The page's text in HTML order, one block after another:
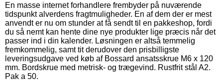
En masse internet forhandlere frembyder på nuværende
tidspunkt alverdens fragtmuligheder. En af dem der er mest
anvendt er nu om stunder at få sendt til en pakkeshop, fordi
du så nemt kan hente dine nye produkter lige præcis når det
passer ind i din kalender. Løsningen er altså temmelig
fremkommelig, samt tit derudover den prisbilligste
leveringsudgave ved køb af Bossard ansatsskrue M6 x 120
mm. Bordskrue med metrisk- og trægevind. Rustfrit stål A2.
Pak a 50.